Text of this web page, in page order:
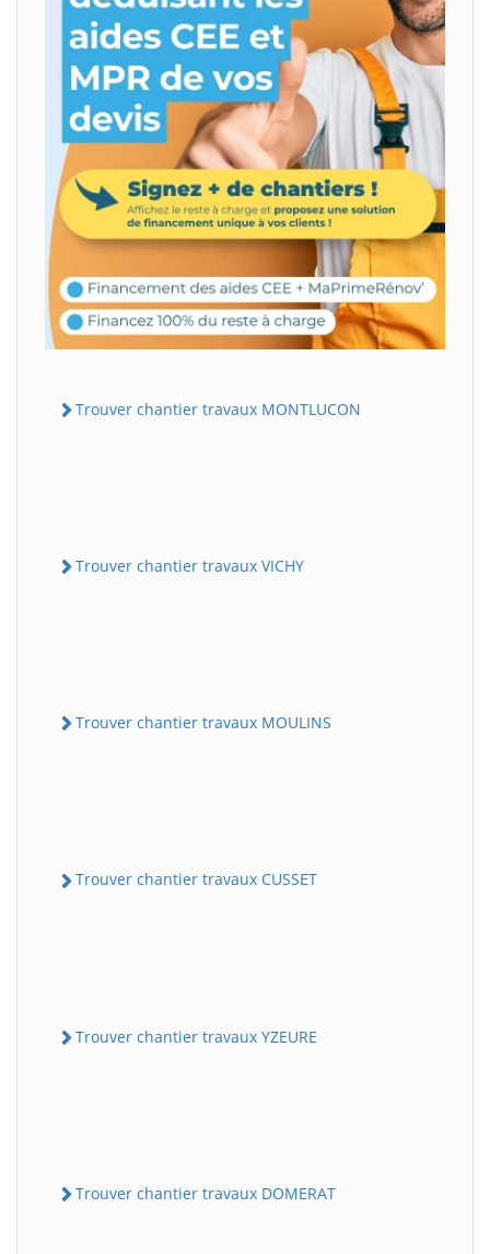
Trouver chantier travaux MONTLUCON
Trouver chantier travaux VICHY
Trouver chantier travaux MOULINS
Trouver chantier travaux CUSSET
Trouver chantier travaux YZEURE
Trouver chantier travaux DOMERAT